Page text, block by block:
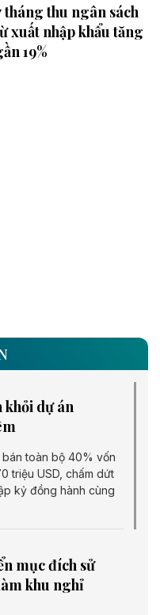
tháng thu ngân sách
xuất nhập khẩu tăng
19%
khỏi dự án
toàn bộ 40% vốn
triệu USD, chấm dứt
kỷ đồng hành cùng
mục đích sử
khu nghỉ